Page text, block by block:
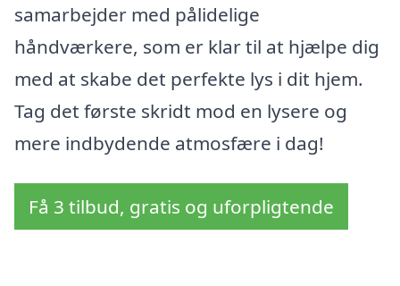
samarbejder med pålidelige
håndværkere, som er klar til at hjælpe dig
med at skabe det perfekte lys i dit hjem.
Tag det første skridt mod en lysere og
mere indbydende atmosfære i dag!
Få 3 tilbud, gratis og uforpligtende